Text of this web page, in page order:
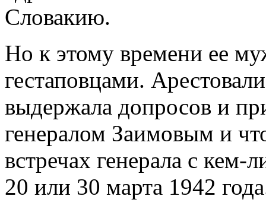
Словакию.
Но к этому времени ее
гестаповцами.
выдержала допросов и
генералом Заимовым и
встречах генерала с
20 или 30 марта 1942